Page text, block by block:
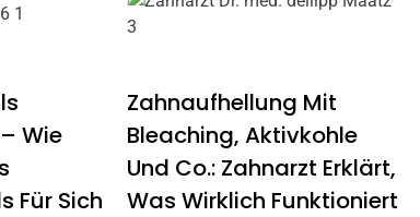
Wie
Für Sich
Zahnaufhellung Mit
Bleaching, Aktivkohle
Und Co.: Zahnarzt Erklärt,
Was Wirklich Funktioniert